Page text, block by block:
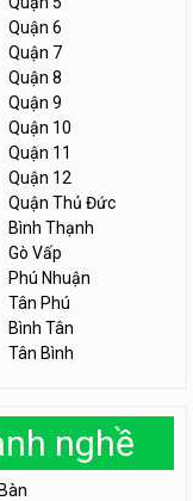
Quận 6
Quận 7
Quận 8
Quận 9
Quận 10
Quận 11
Quận 12
Quận Thủ Đức
Bình Thạnh
Gò Vấp
Phú Nhuận
Tân Phú
Bình Tân
Tân Bình
nghề